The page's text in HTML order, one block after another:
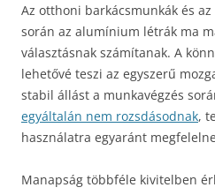
Az otthoni barkácsmunkák és
során az alumínium létrák ma
választásnak számítanak. A
lehetővé teszi az egyszerű
stabil állást a munkavégzés
egyáltalán nem rozsdásodnak,
használatra egyaránt
Manapság többféle kivitelben